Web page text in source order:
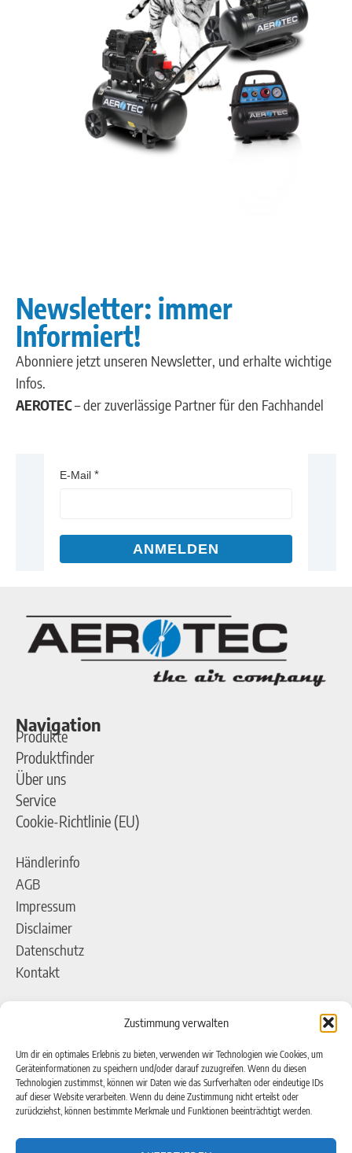
Zustimmung verwalten
Um dir ein optimales Erlebnis zu bieten, verwenden wir Technologien wie Cookies, um
Geräteinformationen zu speichern und/oder darauf zuzugreifen. Wenn du diesen
Technologien zustimmst, können wir Daten wie das Surfverhalten oder eindeutige IDs
auf dieser Website verarbeiten. Wenn du deine Zustimmung nicht erteilst oder
zurückziehst, können bestimmte Merkmale und Funktionen beeinträchtigt werden.
Newsletter: immer
Informiert!
Abonniere jetzt unseren Newsletter, und erhalte wichtige
Infos.
AEROTEC– der zuverlässige Partner für den Fachhandel
E-Mail
ANMELDEN
Navigation
Produkte
Produktfinder
Über uns
Service
Cookie-Richtlinie (EU)
Händlerinfo
AGB
Impressum
Disclaimer
Datenschutz
Kontakt
AEROTEC Kompressoren
Ferdinand-Porsche-Straße 16
63500 Seligenstadt